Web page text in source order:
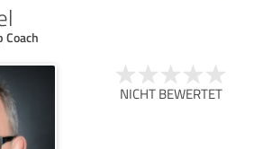
Coach
NICHT BEWERTET